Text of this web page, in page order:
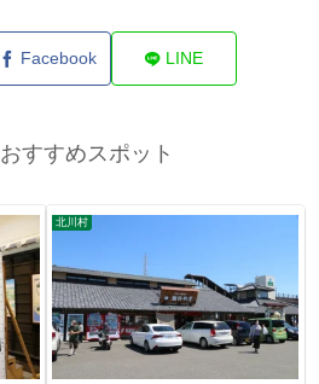
Facebook LINE
おすすめスポット
北川村